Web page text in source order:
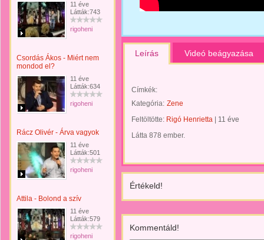
11 éve
Látták:743
rigoheni
Csordás Ákos - Miért nem
mondod el?
11 éve
Látták:634
rigoheni
Rácz Olivér - Árva vagyok
11 éve
Látták:501
rigoheni
Attila - Bolond a szív
11 éve
Látták:579
rigoheni
Leírás Videó beágyazása
Címkék:
Kategória: Zene
Feltöltötte: Rigó Henrietta
11 éve
Látta 878 ember.
Értékeld!
Kommentáld!